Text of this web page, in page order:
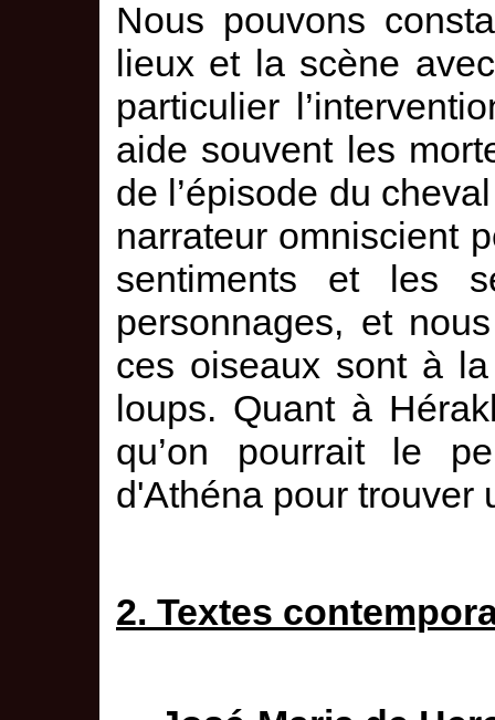
Nous pouvons
lieux et la scène
particulier
aide souvent les
de l’épisode du
narrateur omniscient
sentiments et les
personnages, et
ces oiseaux sont à
loups. Quant à
qu’on pourrait le
d'Athéna pour trouver
2. Textes